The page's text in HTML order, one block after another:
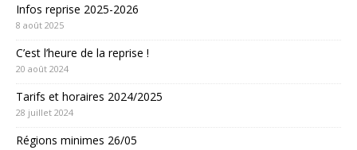
Infos reprise 2025-2026
8 août 2025
C’est l’heure de la reprise !
20 août 2024
Tarifs et horaires 2024/2025
28 juillet 2024
Régions minimes 26/05